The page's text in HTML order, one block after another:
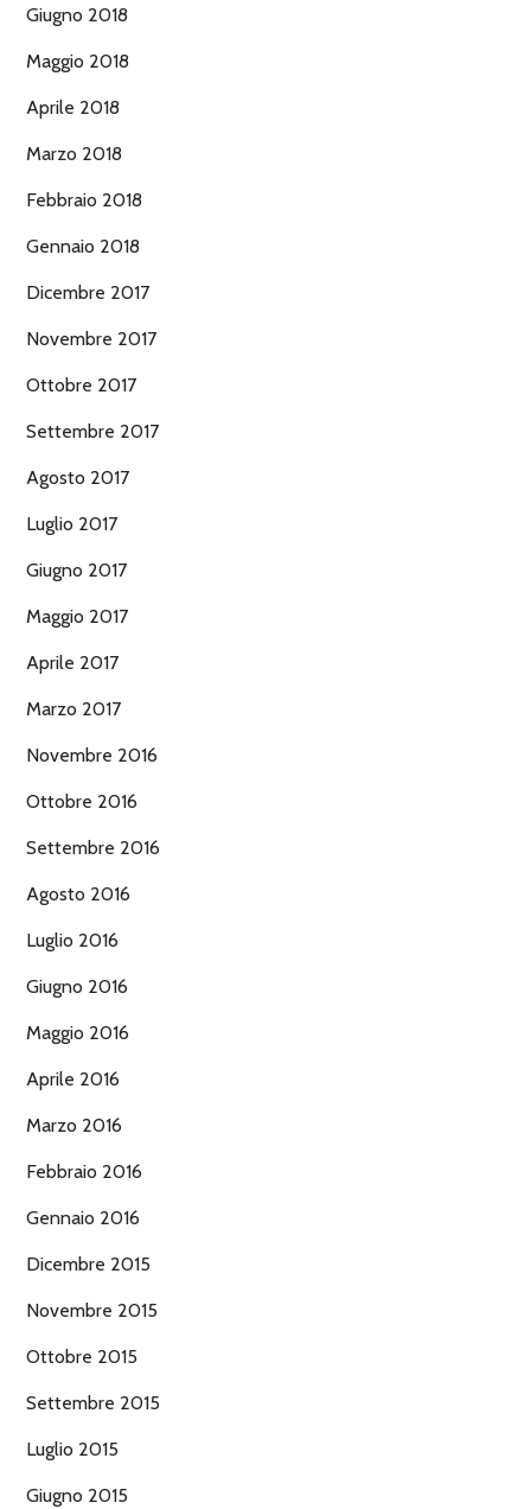
Giugno 2018
Maggio 2018
Aprile 2018
Marzo 2018
Febbraio 2018
Gennaio 2018
Dicembre 2017
Novembre 2017
Ottobre 2017
Settembre 2017
Agosto 2017
Luglio 2017
Giugno 2017
Maggio 2017
Aprile 2017
Marzo 2017
Novembre 2016
Ottobre 2016
Settembre 2016
Agosto 2016
Luglio 2016
Giugno 2016
Maggio 2016
Aprile 2016
Marzo 2016
Febbraio 2016
Gennaio 2016
Dicembre 2015
Novembre 2015
Ottobre 2015
Settembre 2015
Luglio 2015
Giugno 2015